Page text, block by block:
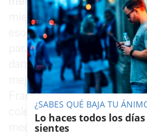
miembro de la plataforma
eso se apresuran para
para que los jerezanos no
dan de plazo hasta este
mejor forma de mandar los
Franja, aunque
colectivos gaditanos que
medicinas desde hace unas
¿SABES QUÉ BAJA TU
Lo haces todos los
sientes